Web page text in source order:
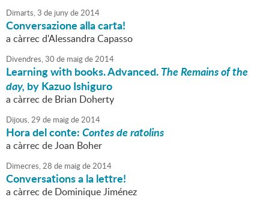
Dimarts,3 de junyde2014
Conversazione alla carta!
a càrrec d'Alessandra Capasso
Divendres,30 de maigde2014
Learning with books. Advanced.The Remains of the
day, by Kazuo Ishiguro
a càrrec de Brian Doherty
Dijous,29 de maigde2014
Hora del conte:Contes de ratolins
a càrrec de Joan Boher
Dimecres,28 de maigde2014
Conversations a la lettre!
a càrrec de Dominique Jiménez